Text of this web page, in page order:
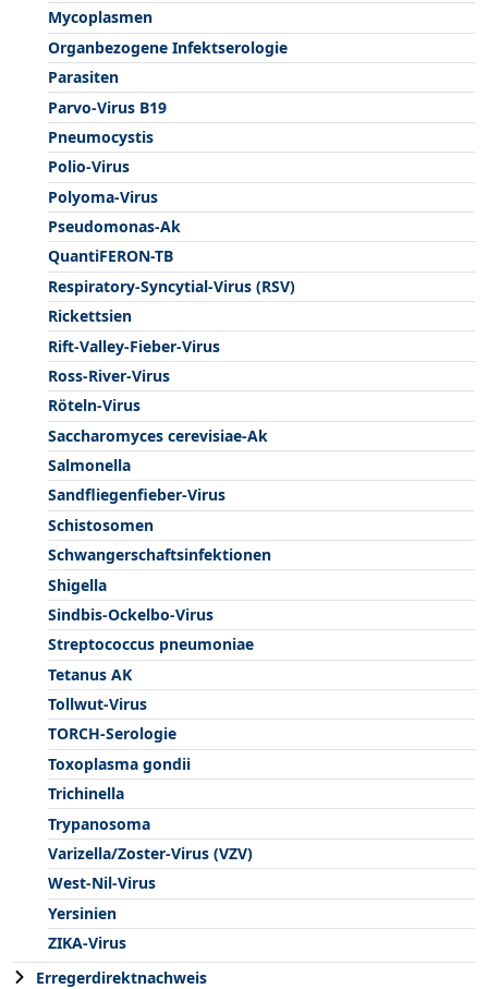
Mycoplasmen
Organbezogene Infektserologie
Parasiten
Parvo-Virus B19
Pneumocystis
Polio-Virus
Polyoma-Virus
Pseudomonas-Ak
QuantiFERON-TB
Respiratory-Syncytial-Virus (RSV)
Rickettsien
Rift-Valley-Fieber-Virus
Ross-River-Virus
Röteln-Virus
Saccharomyces cerevisiae-Ak
Salmonella
Sandfliegenfieber-Virus
Schistosomen
Schwangerschaftsinfektionen
Shigella
Sindbis-Ockelbo-Virus
Streptococcus pneumoniae
Tetanus AK
Tollwut-Virus
TORCH-Serologie
Toxoplasma gondii
Trichinella
Trypanosoma
Varizella/Zoster-Virus (VZV)
West-Nil-Virus
Yersinien
ZIKA-Virus
Erregerdirektnachweis